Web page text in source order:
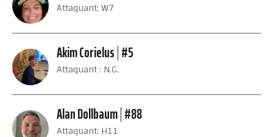
Attaquant: W7
Akim Corielus #5
Attaquant : N.C.
Alan Dollbaum #88
Attaquant: H11